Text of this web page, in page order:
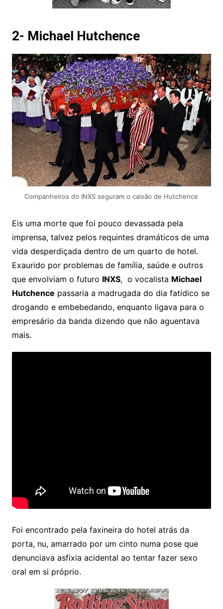
2- Michael Hutchence
Companheiros do INXS seguram o caixão de Hutchence
Eis uma morte que foi pouco devassada pela
imprensa, talvez pelos requintes dramáticos de uma
vida desperdiçada dentro de um quarto de hotel.
Exaurido por problemas de família, saúde e outros
que envolviam o futuro INXS, o vocalista Michael
Hutchence passaria a madrugada do dia fatídico se
drogando e embebedando, enquanto ligava para o
empresário da banda dizendo que não aguentava
mais.
Foi encontrado pela faxineira do hotel atrás da
porta, nu, amarrado por um cinto numa pose que
denunciava asfixia acidental ao tentar fazer sexo
oral em si próprio.